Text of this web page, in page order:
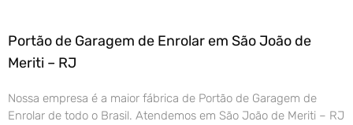
Portão de Garagem de Enrolar em São João de
Meriti – RJ
Nossa empresa é a maior fábrica de Portão de Garagem de
Enrolar de todo o Brasil. Atendemos em São João de Meriti – RJ